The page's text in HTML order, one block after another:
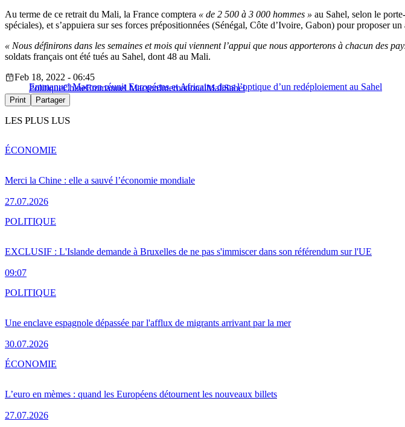
Au terme de ce retrait du Mali, la France comptera « de 2 500 à 3 000 hommes » au Sahel, selon le
spéciales), et s’appuiera sur ses forces prépositionnées (Sénégal, Côte d’Ivoire, Gabon) pour proposer
« Nous définirons dans les semaines et mois qui viennent l’appui que nous apporterons à chacun des
soldats français ont été tués au Sahel, dont 48 au Mali.
Emmanuel Macron réunit Européens et Africains dans l’optique d’un redéploiement au Sahel
Feb 18, 2022 - 06:45
PolitiqueChineEmmanuel MacronInternationalMaliSahel
Print Partager
LES PLUS LUS
Merci la Chine : elle a sauvé l’économie mondiale
27.07.2026
ÉCONOMIE
EXCLUSIF : L'Islande demande à Bruxelles de ne pas s'immiscer dans son référendum sur l'UE
09:07
POLITIQUE
Une enclave espagnole dépassée par l'afflux de migrants arrivant par la mer
30.07.2026
POLITIQUE
L’euro en mèmes : quand les Européens détournent les nouveaux billets
27.07.2026
ÉCONOMIE